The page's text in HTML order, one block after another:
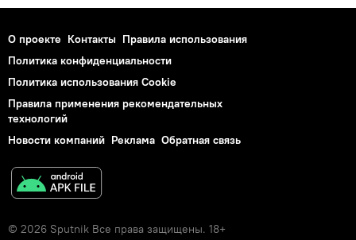
О проекте Контакты Правила использования
Политика конфиденциальности
Политика использования Cookie
Правила применения рекомендательных
технологий
Новости компаний Реклама Обратная связь
© 2026 Sputnik Все права защищены. 18+